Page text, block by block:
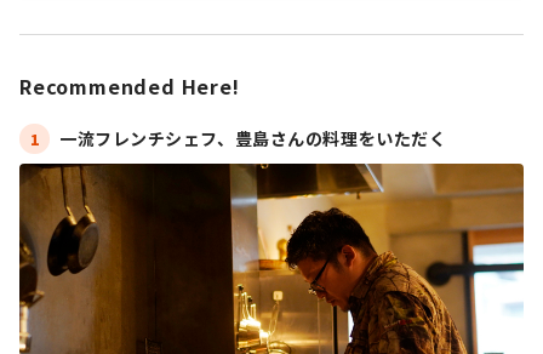
Recommended Here!
1 一流フレンチシェフ、豊島さんの料理をいただく